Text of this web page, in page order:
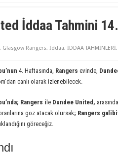
İddaa Tahmini
, Glasgow Rangers, İddaa, İDDAA TAHMİNLERİ,
4. Haftasında, Rangers evinde,
canlı olarak izlenebilecek.
Rangers i le Dundee United,
göz atacak olursak; Rangers
göreceğiz.